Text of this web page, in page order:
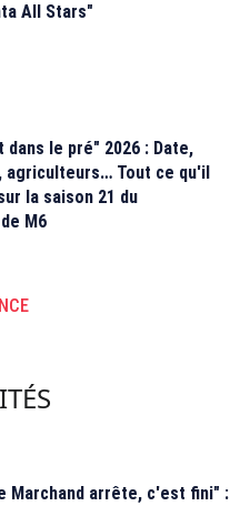
All Stars"
dans le pré" 2026 : Date,
agriculteurs… Tout ce qu'il
la saison 21 du
M6
Marchand arrête, c'est fini" :